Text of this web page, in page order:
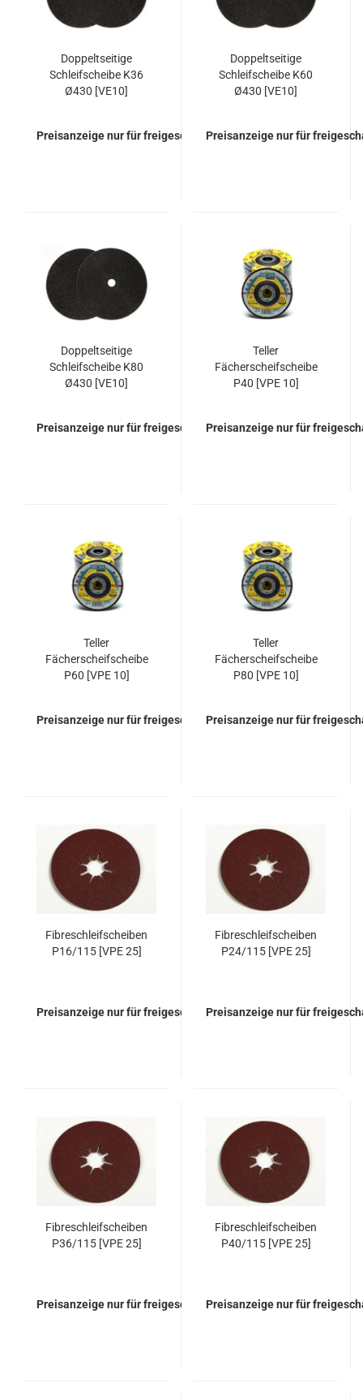
Doppeltseitige
Schleifscheibe K36
Ø430 [VE10]
Preisanzeige nur für freigeschaltete Kunden
Doppeltseitige
Schleifscheibe K60
Ø430 [VE10]
Preisanzeige nur für
Doppeltseitige
Schleifscheibe K80
Ø430 [VE10]
Preisanzeige nur für freigeschaltete Kunden
Teller
Fächerscheifscheibe
P40 [VPE 10]
Preisanzeige nur für
Teller
Fächerscheifscheibe
P60 [VPE 10]
Preisanzeige nur für freigeschaltete Kunden
Teller
Fächerscheifscheibe
P80 [VPE 10]
Preisanzeige nur für
Fibreschleifscheiben
P16/115 [VPE 25]
Preisanzeige nur für freigeschaltete Kunden
Fibreschleifscheiben
P24/115 [VPE 25]
Preisanzeige nur für
Fibreschleifscheiben
P36/115 [VPE 25]
Preisanzeige nur für freigeschaltete Kunden
Fibreschleifscheiben
P40/115 [VPE 25]
Preisanzeige nur für